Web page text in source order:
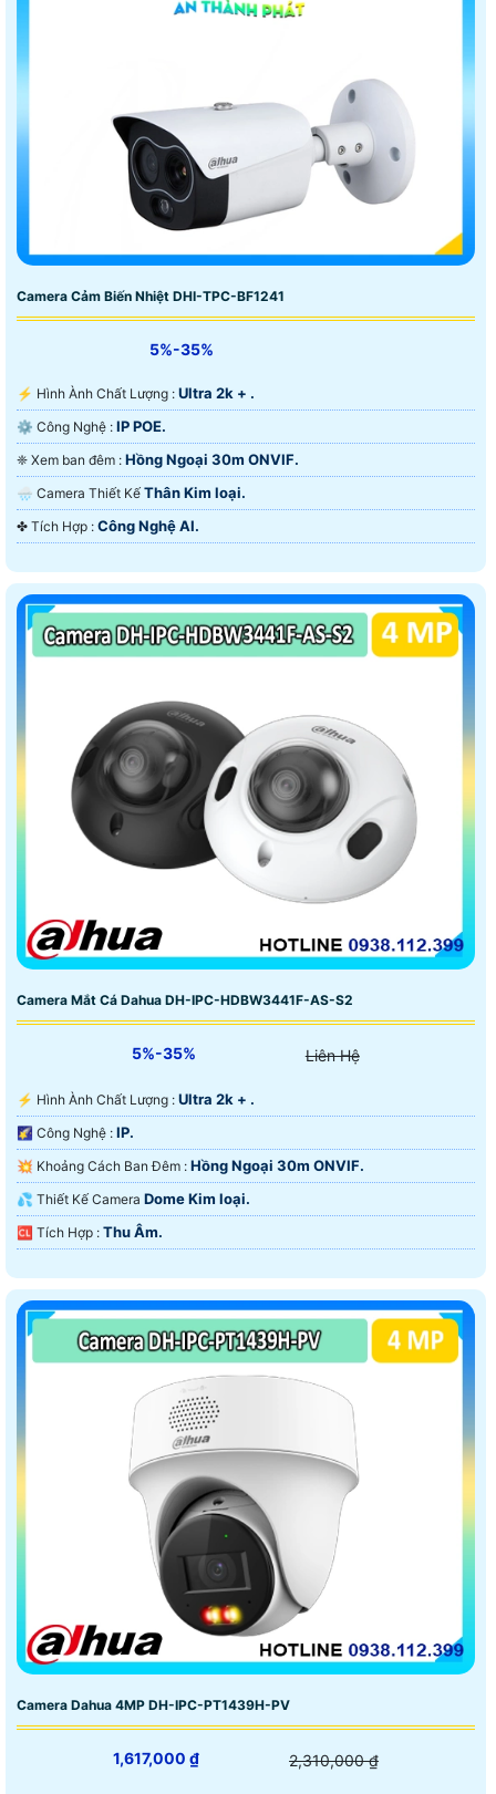
Camera Cảm Biến Nhiệt DHI-TPC-BF1241
5%-35%
️⚡ Hình Ành Chất Lượng : Ultra 2k + .
⚙ Công Nghệ : IP POE.
❈ Xem ban đêm : Hồng Ngoại 30m ONVIF.
🌧️ Camera Thiết Kế Thân Kim loại.
️✤ Tích Hợp : Công Nghệ AI.
Camera Mắt Cá Dahua DH-IPC-HDBW3441F-AS-S2
5%-35% Liên Hệ
️⚡ Hình Ành Chất Lượng : Ultra 2k + .
🌠 Công Nghệ : IP.
💥 Khoảng Cách Ban Đêm : Hồng Ngoại 30m ONVIF.
💦 Thiết Kế Camera Dome Kim loại.
️🆑 Tích Hợp : Thu Âm.
Camera Dahua 4MP DH-IPC-PT1439H-PV
1,617,000 ₫ 2,310,000 ₫